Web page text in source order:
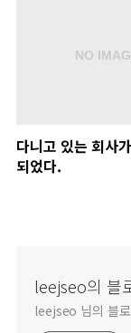
다니고 있는 회사
되었다.
leejseo의 블
leejseo 님의 블